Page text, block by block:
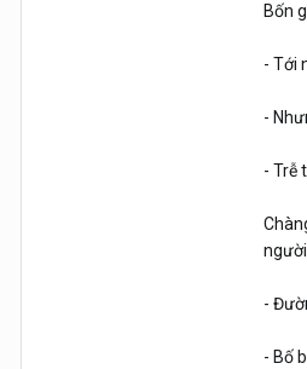
Bốn
- Tới
-
- Trễ
-
- Bố